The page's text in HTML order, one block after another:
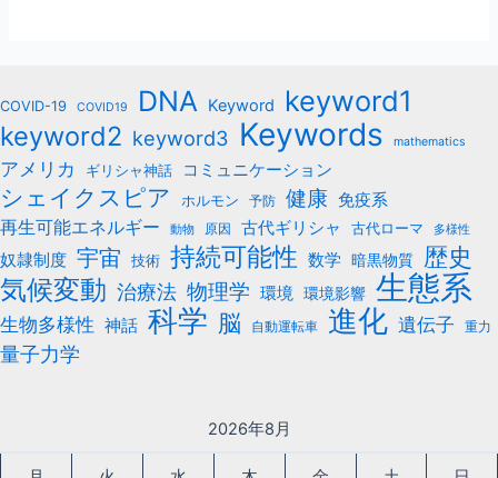
COVID-19 COVID19 DNA Keyword keyword1
keyword2 keyword3 Keywords mathematics
アメリカ ギリシャ神話 コミュニケーション
シェイクスピア ホルモン 予防 健康 免疫系
再生可能エネルギー
動物 原因 古代ギリシャ 古代ローマ 多様性
奴隷制度 宇宙 技術 持続可能性 数学 暗黒物質 歴史
気候変動 治療法 物理学 環境 環境影響 生態系
生物多様性 神話 科学 脳 自動運転車 進化 遺伝子 重力
量子力学
2026年8月